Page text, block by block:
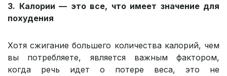
3. Калории — это все, что имеет значение для
похудения
Хотя сжигание большего количества калорий, чем
вы потребляете, является важным фактором,
когда речь идет о потере веса, это не